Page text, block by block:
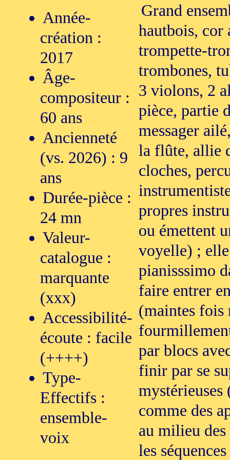
Année-
création :
2017
Âge-
compositeur :
60 ans
Ancienneté
(vs. 2026) : 9
ans
Durée-pièce :
24 mn
Valeur-
catalogue :
marquante
(xxx)
Accessibilité-
écoute : facile
(++++)
Type-
Effectifs :
ensemble-
voix
Grand
hautbois, cor
trompette-
trombones,
3 violons, 2
pièce, partie
messager
la flûte, allie
cloches,
propres
ou émettent
voyelle) ; elle
pianisssimo
faire entrer
(maintes fois
par blocs
finir par se
mystérieuses
comme des
au milieu des
les